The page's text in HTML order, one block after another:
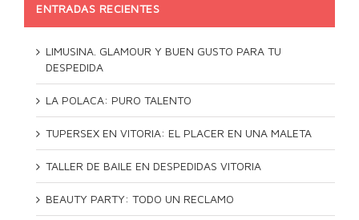
ENTRADAS RECIENTES
LIMUSINA. GLAMOUR Y BUEN GUSTO PARA TU
DESPEDIDA
LA POLACA: PURO TALENTO
TUPERSEX EN VITORIA: EL PLACER EN UNA MALETA
TALLER DE BAILE EN DESPEDIDAS VITORIA
BEAUTY PARTY: TODO UN RECLAMO